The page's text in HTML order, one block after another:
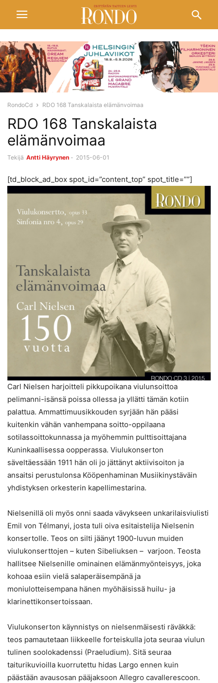
RondoCd RDO 168 Tanskalaista elämänvoimaa
RDO 168 Tanskalaista
elämänvoimaa
Tekijä Antti Häyrynen - 2015-06-01
[td_block_ad_box spot_id=”content_top” spot_title=””]
Carl Nielsen harjoitteli pikkupoikana viulunsoittoa
pelimanni-isänsä poissa ollessa ja yllätti tämän kotiin
palattua. Ammattimuusikkouden syrjään hän pääsi
kuitenkin vähän vanhempana soitto-oppilaana
sotilassoittokunnassa ja myöhemmin pulttisoittajana
Kuninkaallisessa oopperassa. Viulukonserton
säveltäessään 1911 hän oli jo jättänyt aktiivisoiton ja
ansaitsi perustulonsa Kööpenhaminan Musiikinystäväin
yhdistyksen orkesterin kapellimestarina.
Nielsenillä oli myös onni saada vävykseen unkarilaisviulisti
Emil von Télmanyi, josta tuli oiva esitaistelija Nielsenin
konsertolle. Teos on silti jäänyt 1900-luvun muiden
viulukonserttojen – kuten Sibeliuksen – varjoon. Teosta
hallitsee Nielsenille ominainen elämänmyönteisyys, joka
kohoaa esiin vielä salaperäisempänä ja
moniulotteisempana hänen myöhäisissä huilu- ja
klarinettikonsertoissaan.
Viulukonserton käynnistys on nielsenmäisesti räväkkä:
teos pamautetaan liikkeelle forteiskulla jota seuraa viulun
tulinen soolokadenssi (Praeludium). Sitä seuraa
taiturikuvioilla kuorrutettu hidas Largo ennen kuin
päästään avausosan pääjaksoon Allegro cavallerescoon.